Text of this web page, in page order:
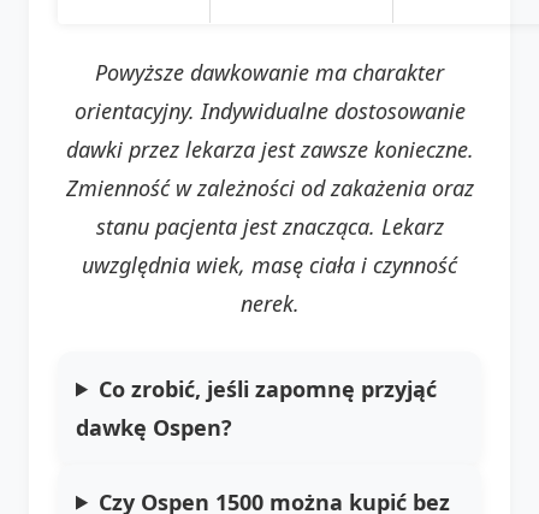
Powyższe dawkowanie ma charakter
orientacyjny. Indywidualne dostosowanie
dawki przez lekarza jest zawsze konieczne.
Zmienność w zależności od zakażenia oraz
stanu pacjenta jest znacząca. Lekarz
uwzględnia wiek, masę ciała i czynność
nerek.
Co zrobić, jeśli zapomnę przyjąć
dawkę Ospen?
Czy Ospen 1500 można kupić bez